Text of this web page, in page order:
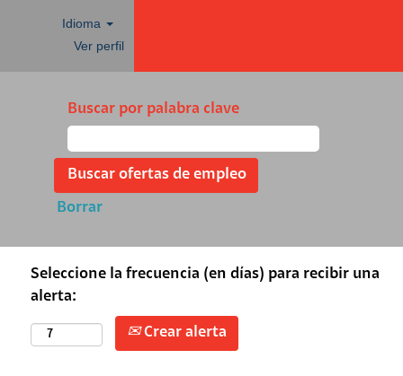
Idioma
Ver perfil
Buscar por palabra clave
Borrar
Seleccione la frecuencia (en días) para recibir una
alerta:
Crear alerta